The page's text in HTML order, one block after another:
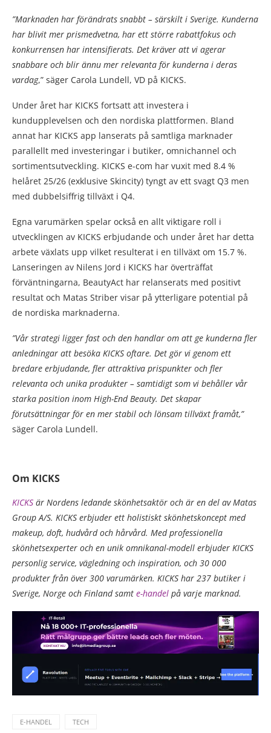
”Marknaden har förändrats snabbt – särskilt i Sverige. Kunderna
har blivit mer prismedvetna, har ett större rabattfokus och
konkurrensen har intensifierats. Det kräver att vi agerar
snabbare och blir ännu mer relevanta för kunderna i deras
vardag,” säger Carola Lundell, VD på KICKS.
Under året har KICKS fortsatt att investera i
kundupplevelsen och den nordiska plattformen. Bland
annat har KICKS app lanserats på samtliga marknader
parallellt med investeringar i butiker, omnichannel och
sortimentsutveckling. KICKS e-com har vuxit med 8.4 %
helåret 25/26 (exklusive Skincity) tyngt av ett svagt Q3 men
med dubbelsiffrig tillväxt i Q4.
Egna varumärken spelar också en allt viktigare roll i
utvecklingen av KICKS erbjudande och under året har detta
arbete växlats upp vilket resulterat i en tillväxt om 15.7 %.
Lanseringen av Nilens Jord i KICKS har överträffat
förväntningarna, BeautyAct har relanserats med positivt
resultat och Matas Striber visar på ytterligare potential på
de nordiska marknaderna.
”Vår strategi ligger fast och den handlar om att ge kunderna fler
anledningar att besöka KICKS oftare. Det gör vi genom ett
bredare erbjudande, fler attraktiva prispunkter och fler
relevanta och unika produkter – samtidigt som vi behåller vår
starka position inom High-End Beauty. Det skapar
förutsättningar för en mer stabil och lönsam tillväxt framåt,”
säger Carola Lundell.
Om KICKS
KICKS är Nordens ledande skönhetsaktör och är en del av Matas
Group A/S. KICKS erbjuder ett holistiskt skönhetskoncept med
makeup, doft, hudvård och hårvård. Med professionella
skönhetsexperter och en unik omnikanal-modell erbjuder KICKS
personlig service, vägledning och inspiration, och 30 000
produkter från över 300 varumärken. KICKS har 237 butiker i
Sverige, Norge och Finland samt e-handel på varje marknad.
E-HANDEL TECH